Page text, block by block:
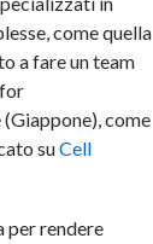
come quella
a fare un team
come
suCell
per rendere